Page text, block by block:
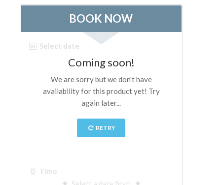
Museo de San Marcos
Museo Arqueológico
El Taller de las Piedras Duras
Museo Galileo
Jardín de Boboli
La Torre de Arnolfo
Palazzo Vecchio
Reserve ahora